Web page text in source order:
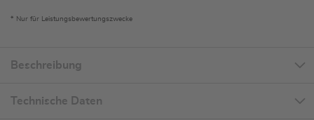
* Nur für Leistungsbewertungszwecke
Beschreibung
Technische Daten